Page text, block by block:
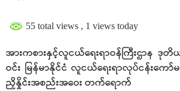
55 total views , 1 views today
အားကစားနှင့်လူငယ်ရေးရာဝန်ကြီးဌာန ဒုတိ
ဝင်း မြန်မာနိုင်ငံ လူငယ်ရေးရာလုပ်ငန်းကော်
ညှိနှိုင်းအစည်းအဝေး တက်ရောက်